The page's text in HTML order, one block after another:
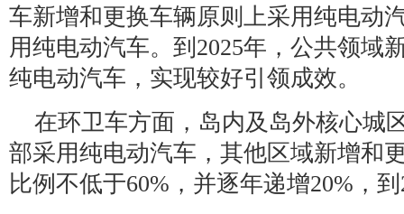
车新增和更换车辆原则上采用纯电动
用纯电动汽车。到2025年，公共领域
纯电动汽车，实现较好引领成效。
在环卫车方面，岛内及岛外核心城
部采用纯电动汽车，其他区域新增和
比例不低于60%，并逐年递增20%，